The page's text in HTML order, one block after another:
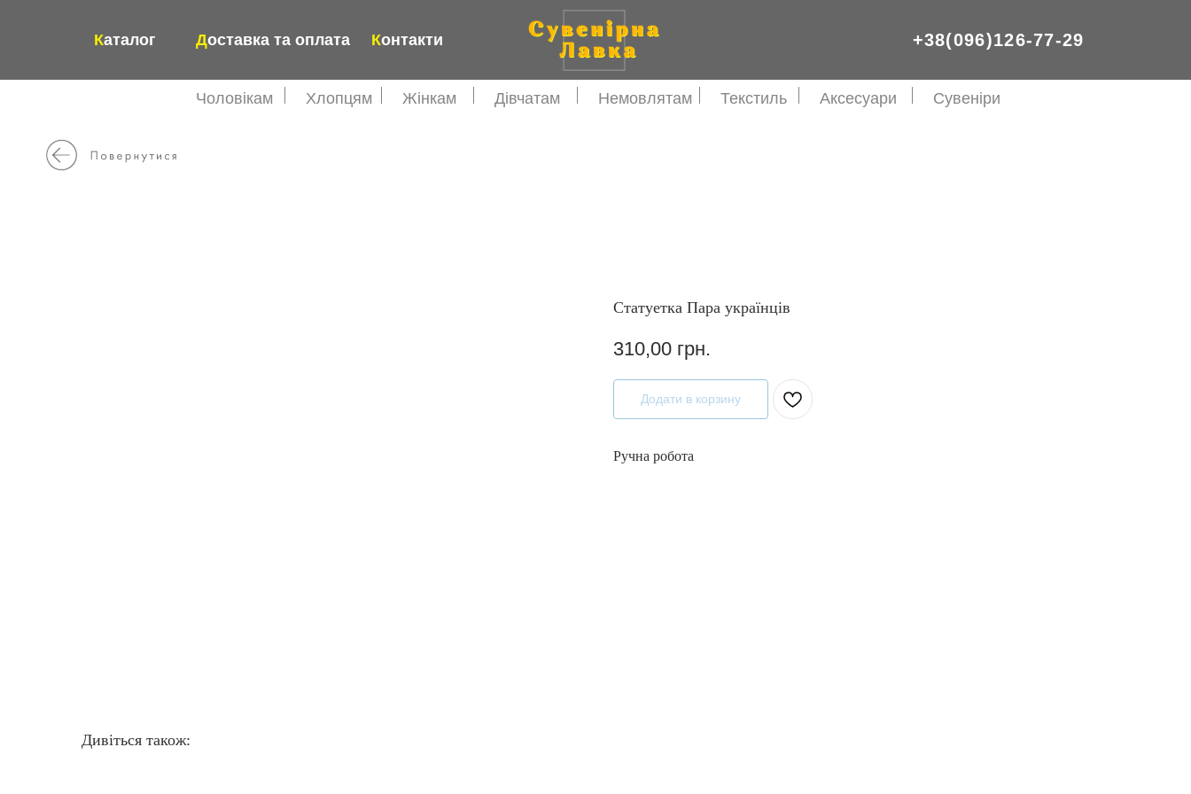
Каталог +38(096)126-77-29
Доставка та оплата Контакти
Аксесуари Сувеніри
Текстиль
Немовлятам
Дівчатам
Жінкам
Хлопцям
Чоловікам
Статуетка Пара українців
310,00 грн.
Додати в корзину
Ручна робота
Дивіться також: